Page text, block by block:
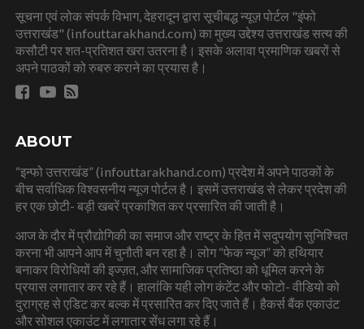
सूचना एवं लोक संपर्क विभाग, देहरादून द्वारा सूचीबद्ध न्यूज़ पोर्टल "इंफो
उत्तराखंड" (infouttarakhand.com) का मुख्य उद्देश्य उत्तराखंड सत्य की
कसौटी पर शत-प्रतिशत खरा उतरना है। इसके अलावा प्रमाणिक खबरों से
अपने पाठकों को रुबरु कराने का प्रयास है।
ABOUT
“इन्फो उत्तराखंड” (infouttarakhand.com) प्रदेश में अपने पाठकों के
बीच सर्वाधिक विश्वसनीय न्यूज पोर्टल है। इसमें उत्तराखंड से लेकर प्रदेश की
हर एक छोटी- बड़ी खबरें प्रकाशित कर प्रसारित की जाती है।
आज के दौर में प्रौद्योगिकी का समाज और राष्ट्र के हित में सदुपयोग सुनिश्चित
करना भी आपने आप में चुनौती बन रहा है। लोग “फेक न्यूज” को हथियार
बनाकर विरोधियों की इज्ज़त, और सामाजिक प्रतिष्ठा को धूमिल करने के
प्रयास लगातार कर रहे हैं। हालांकि यही लोग कंटेंट और फोटो- वीडियो को
दुराग्रह से एडिट कर बल्क में प्रसारित कर दिए जाते हैं। हैकर्स बैंक एकाउंट
और सोशल एकाउंट में लगातार सेंध लगा रहे हैं।